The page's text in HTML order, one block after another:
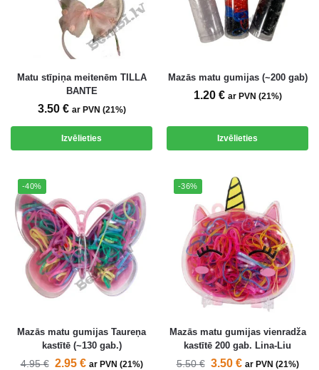
Matu stīpiņa meitenēm TILLA
BANTE
3.50 € ar PVN (21%)
Izvēlieties
Mazās matu gumijas (~200 gab)
1.20 € ar PVN (21%)
Izvēlieties
-40%
Mazās matu gumijas Taureņa
kastītē (~130 gab.)
4.95€ 2.95 € ar PVN (21%)
-36%
Mazās matu gumijas vienradža
kastītē 200 gab. Lina-Liu
5.50€ 3.50 € ar PVN (21%)